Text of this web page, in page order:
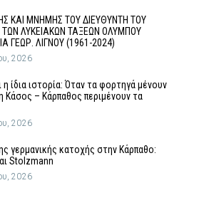
ΚΑΙ ΜΝΗΜΗΣ ΤΟΥ ΔΙΕΥΘΥΝΤΗ ΤΟΥ
ΤΩΝ ΛΥΚΕΙΑΚΩΝ ΤΑΞΕΩΝ ΟΛΥΜΠΟΥ
ΓΕΩΡ. ΛΙΓΝΟΥ (1961-2024)
2026
η ίδια ιστορία: Όταν τα φορτηγά μένουν
Κάσος – Κάρπαθος περιμένουν τα
2026
γερμανικής κατοχής στην Κάρπαθο:
Stolzmann
2026